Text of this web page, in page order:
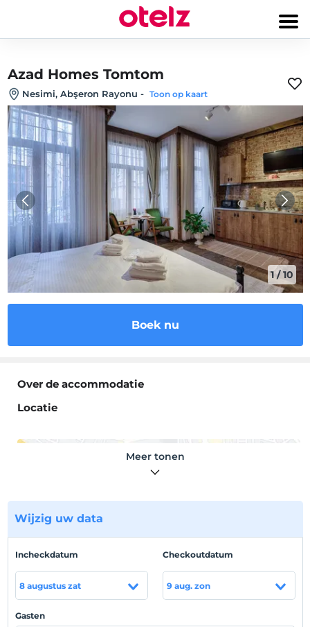
Azad Homes Tomtom
Nesimi, Abşeron Rayonu - Toon op kaart
1 /10
Boek nu
Over de accommodatie
Locatie
Hotelvoorwaarden
Check in
Na 15:00
Uitchecken
Voor 11:00
Meer tonen
Wijzig uw data
Incheckdatum
8 augustus zat
Checkoutdatum
9 aug. zon
Gasten